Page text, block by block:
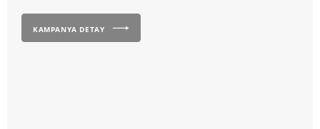
KAMPANYA DETAY